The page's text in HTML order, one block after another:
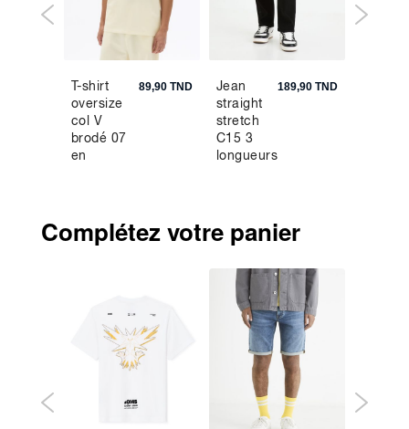
T-shirt
oversize
col V
brodé 07
en
89,90 TND
Jean
straight
stretch
C15 3
longueurs
189,90 TND
Complétez votre panier